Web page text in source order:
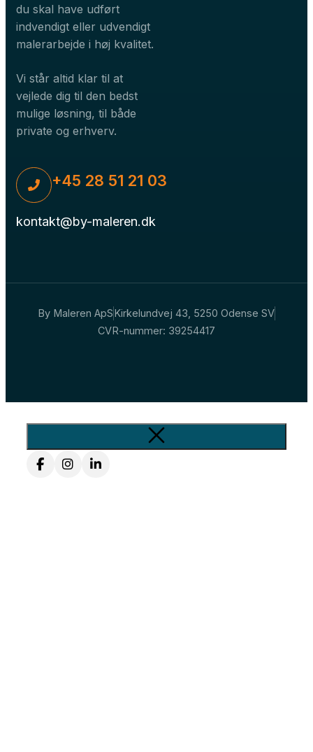
du skal have udført
indvendigt eller udvendigt
malerarbejde i høj kvalitet.
Vi står altid klar til at
vejlede dig til den bedst
mulige løsning, til både
private og erhverv.
+45 28 51 21 03
kontakt@by-maleren.dk
By Maleren ApSKirkelundvej 43, 5250 Odense SV
CVR-nummer: 39254417